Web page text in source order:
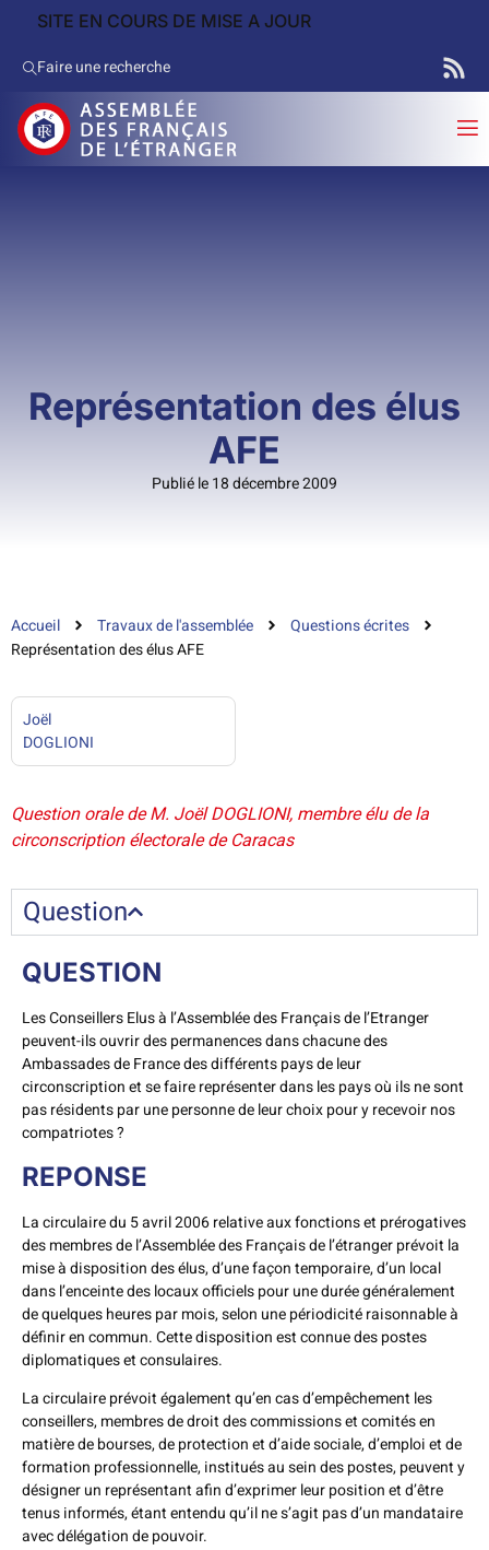
SITE EN COURS DE MISE A JOUR
Faire une recherche
Représentation des élus
AFE
Publié le 18 décembre 2009
Accueil Travaux de l'assemblée
Questions écrites
Représentation des élus AFE
Joël
DOGLIONI
Question orale de M. Joël DOGLIONI, membre élu de la
circonscription électorale de Caracas
Question
QUESTION
Les Conseillers Elus à l’Assemblée des Français de l’Etranger
peuvent-ils ouvrir des permanences dans chacune des
Ambassades de France des différents pays de leur
circonscription et se faire représenter dans les pays où ils ne sont
pas résidents par une personne de leur choix pour y recevoir nos
compatriotes ?
REPONSE
La circulaire du 5 avril 2006 relative aux fonctions et prérogatives
des membres de l’Assemblée des Français de l’étranger prévoit la
mise à disposition des élus, d’une façon temporaire, d’un local
dans l’enceinte des locaux officiels pour une durée généralement
de quelques heures par mois, selon une périodicité raisonnable à
définir en commun. Cette disposition est connue des postes
diplomatiques et consulaires.
La circulaire prévoit également qu’en cas d’empêchement les
conseillers, membres de droit des commissions et comités en
matière de bourses, de protection et d’aide sociale, d’emploi et de
formation professionnelle, institués au sein des postes, peuvent y
désigner un représentant afin d’exprimer leur position et d’être
tenus informés, étant entendu qu’il ne s’agit pas d’un mandataire
avec délégation de pouvoir.